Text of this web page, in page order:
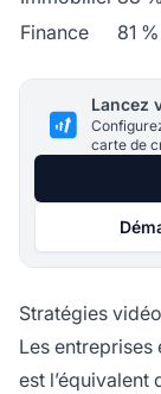
Finance
81 %
Lancez
carte de
Stratégies
Les
est l’équivalent